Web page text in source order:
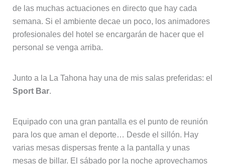
de las muchas actuaciones en directo que hay cada
semana. Si el ambiente decae un poco, los animadores
profesionales del hotel se encargarán de hacer que el
personal se venga arriba.
Junto a la La Tahona hay una de mis salas preferidas: el
Sport Bar.
Equipado con una gran pantalla es el punto de reunión
para los que aman el deporte… Desde el sillón. Hay
varias mesas dispersas frente a la pantalla y unas
mesas de billar. El sábado por la noche aprovechamos